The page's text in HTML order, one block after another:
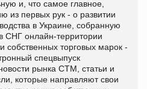
и, что самое главное,
из первых рук - о развитии
в Украине, собранную
СНГ онлайн-территории
собственных торговых марок -
спецвыпуск
рынка СТМ, статьи и
которые направляют свои